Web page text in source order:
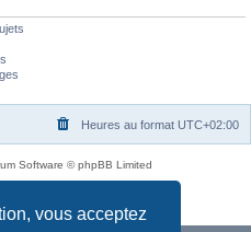
vous acceptez
Heures au format UTC+02:00
Software © phpBB Limited
phpBB-fr.com